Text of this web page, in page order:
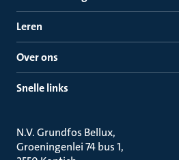
Leren
Over ons
Snelle links
N.V. Grundfos Bellux
Groeningenlei 74 bus 1